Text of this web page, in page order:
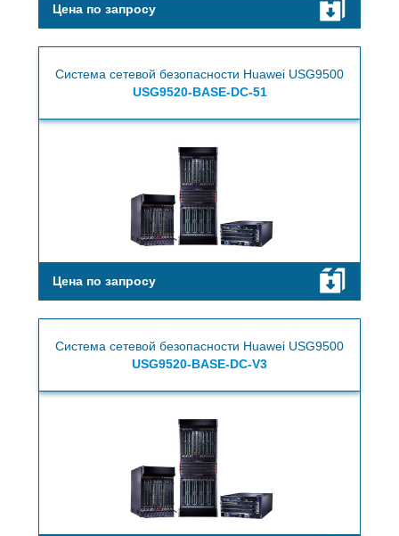
Цена по запросу
Система сетевой безопасности Huawei USG9500
USG9520-BASE-DC-51
Цена по запросу
Система сетевой безопасности Huawei USG9500
USG9520-BASE-DC-V3